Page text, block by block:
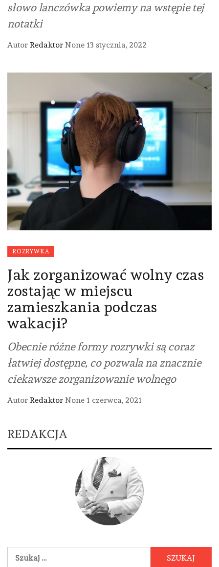
słowo lanczówka powiemy na wstępie tej
notatki
Autor Redaktor None 13 stycznia, 2022
ROZRYWKA
Jak zorganizować wolny czas
zostając w miejscu
zamieszkania podczas
wakacji?
Obecnie różne formy rozrywki są coraz
łatwiej dostępne, co pozwala na znacznie
ciekawsze zorganizowanie wolnego
Autor Redaktor None 1 czerwca, 2021
REDAKCJA
Szukaj: